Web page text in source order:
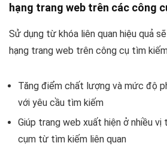
hạng trang web trên các công
Sử dụng từ khóa liên quan hiệu quả
hạng trang web trên công cụ tìm
Tăng điểm chất lượng và mức độ
với yêu cầu tìm kiếm
Giúp trang web xuất hiện ở nhiều vị
cụm từ tìm kiếm liên quan